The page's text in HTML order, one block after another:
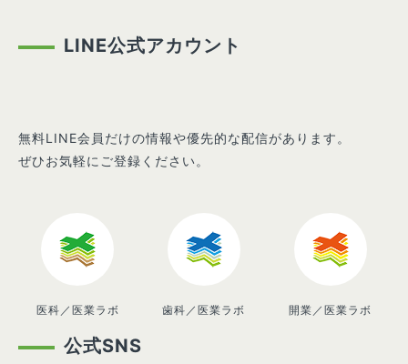
LINE公式アカウント
無料LINE会員だけの情報や優先的な配信があります。
ぜひお気軽にご登録ください。
医科／医業ラボ 歯科／医業ラボ 開業／医業ラボ
公式SNS